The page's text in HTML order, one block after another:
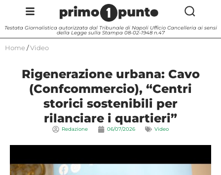
Testata Giornalistica autorizzata dal Tribunale di Napoli Ufficio Cancelleria ai sensi
della Legge sulla Stampa 08-02-1948 n.47
Home /Video
Rigenerazione urbana: Cavo
(Confcommercio), “Centri
storici sostenibili per
rilanciare i quartieri”
Redazione 06/07/2026 Video